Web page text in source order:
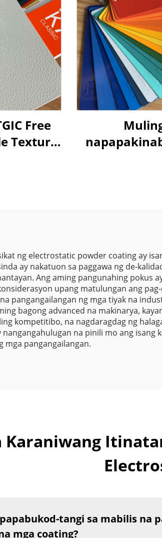
Free
Texture
ng electrostatic powder coating ay
ay nakatuon sa paggawa ng de-
Ang aming pangunahing pokus
upang matulungan ang
pangangailangan ng mga tiyak na
bagong advanced na makinarya,
kompetitibo, na nagdaragdag ng
nangangahulugan na pinili mo ang
mga pangangailangan.
Karaniwang
tangi sa mabilis na
mga coating?